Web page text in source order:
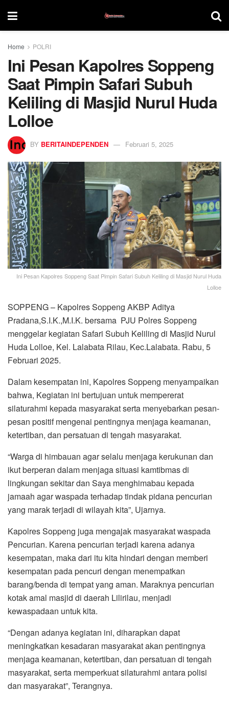
Home POLRI
Ini Pesan Kapolres Soppeng
Saat Pimpin Safari Subuh
Keliling di Masjid Nurul Huda
Lolloe
BY BERITAINDEPENDEN Februari 5, 2025
Ini Pesan Kapolres Soppeng Saat Pimpin Safari Subuh Keliling di Masjid Nurul Huda
Lolloe
SOPPENG – Kapolres Soppeng AKBP Aditya
Pradana,S.I.K.,M.I.K. bersama PJU Polres Soppeng
menggelar kegiatan Safari Subuh Keliling di Masjid Nurul
Huda Lolloe, Kel. Lalabata Rilau, Kec.Lalabata. Rabu, 5
Februari 2025.
Dalam kesempatan ini, Kapolres Soppeng menyampaikan
bahwa, Kegiatan ini bertujuan untuk mempererat
silaturahmi kepada masyarakat serta menyebarkan pesan-
pesan positif mengenai pentingnya menjaga keamanan,
ketertiban, dan persatuan di tengah masyarakat.
“Warga di himbauan agar selalu menjaga kerukunan dan
ikut berperan dalam menjaga situasi kamtibmas di
lingkungan sekitar dan Saya menghimabau kepada
jamaah agar waspada terhadap tindak pidana pencurian
yang marak terjadi di wilayah kita”, Ujarnya.
Kapolres Soppeng juga mengajak masyarakat waspada
Pencurian. Karena pencurian terjadi karena adanya
kesempatan, maka dari itu kita hindari dengan memberi
kesempatan pada pencuri dengan menempatkan
barang/benda di tempat yang aman. Maraknya pencurian
kotak amal masjid di daerah Lilirilau, menjadi
kewaspadaan untuk kita.
“Dengan adanya kegiatan ini, diharapkan dapat
meningkatkan kesadaran masyarakat akan pentingnya
menjaga keamanan, ketertiban, dan persatuan di tengah
masyarakat, serta memperkuat silaturahmi antara polisi
dan masyarakat”, Terangnya.